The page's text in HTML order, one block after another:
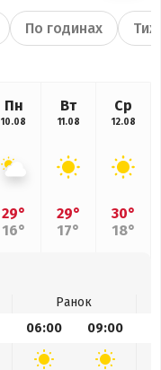
По годинах
Пн
10.08
29°
16°
Вт
11.08
29°
17°
Ср
12.08
30°
18°
Ранок
06:00 09:00